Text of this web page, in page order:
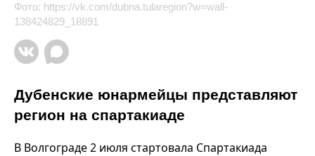
Фото: https://vk.com/dubna.tularegion?w=wall-
138424829_18891
Дубенские юнармейцы представляют
регион на спартакиаде
В Волгограде 2 июля стартовала Спартакиада